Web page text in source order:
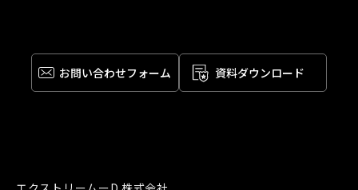
お問い合わせフォーム 資料ダウンロード